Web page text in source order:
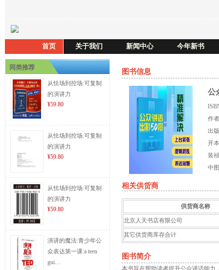
首页 关于我们 新闻中心 今年新书
同类推荐
从怯场到控场:可复制
的演讲力
¥59.80
从怯场到控场:可复制
的演讲力
¥59.80
从怯场到控场:可复制
的演讲力
¥59.80
演讲的魔法:青少年公
众表达第一课:a teen
gui…
图书信息
公
作
出
开
装
中
相关供货商
供货商名称
北京人天书店有限公司
其它供货商库存合计
图书简介
本书旨在帮助读者提升公众讲话能力